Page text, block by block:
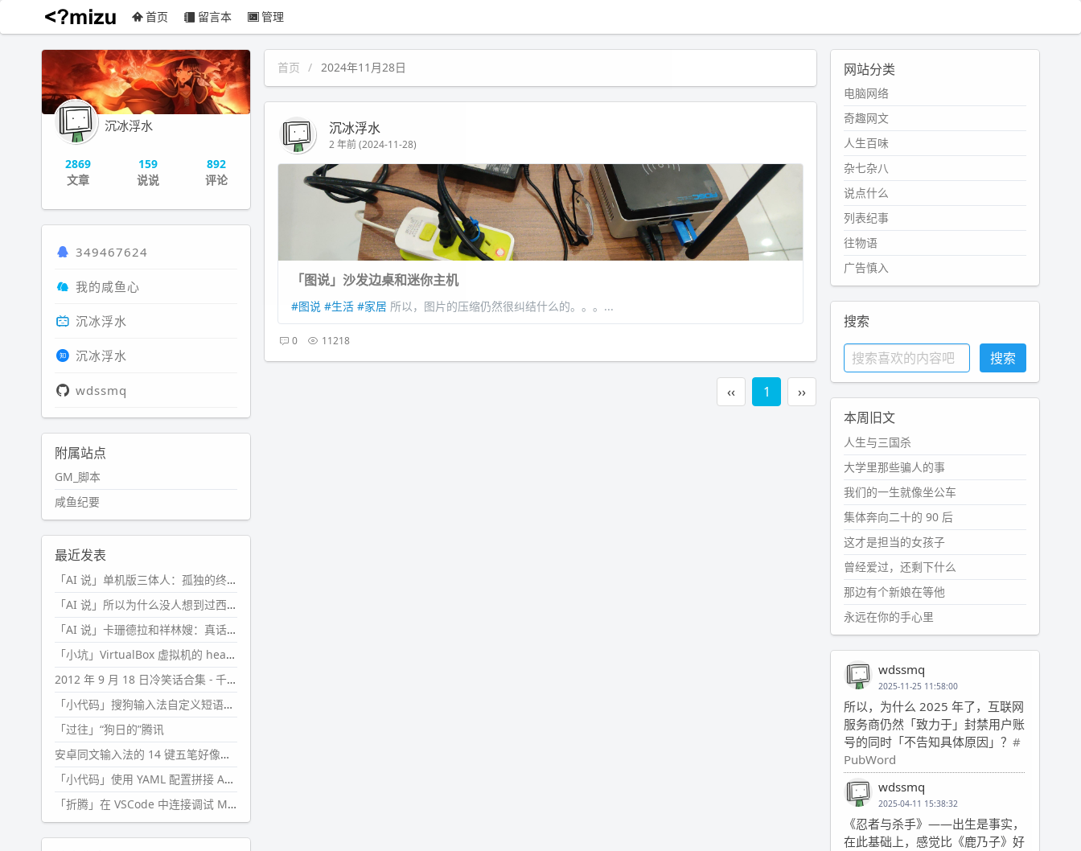
沉冰浮水 首页 留言本 管理
首页 2024年11月28日
沉冰浮水
2 年前 (2024-11-28)
「图说」沙发边桌和迷你主机
#图说 #生活 #家居 所以，图片的压缩仍然很纠结什么的。。。...
0 11218
‹‹ 1 ››
沉冰浮水
2869
文章
159
说说
892
评论
349467624
我的咸鱼心
沉冰浮水
沉冰浮水
wdssmq
附属站点
GM_脚本
咸鱼纪要
最近发表
「AI 说」单机版三体人：孤独的终极形态
「AI 说」所以为什么没人想到过西西弗斯的膝盖状态？
「AI 说」卡珊德拉和祥林嫂：真话者的悲剧
「小坑」VirtualBox 虚拟机的 headless 启动方式
2012 年 9 月 18 日冷笑话合集 - 千万别惹女人
「小代码」搜狗输入法自定义短语分片管理「Python」
「过往」“狗日的”腾讯
安卓同文输入法的 14 键五笔好像终于能用了?
「小代码」使用 YAML 配置拼接 AI 提示词，随机及条件语句
「折腾」在 VSCode 中连接调试 Microsoft Edge
网站分类
电脑网络
奇趣网文
人生百味
杂七杂八
说点什么
列表纪事
往物语
广告慎入
搜索
本周旧文
人生与三国杀
大学里那些骗人的事
我们的一生就像坐公车
集体奔向二十的 90 后
这才是担当的女孩子
曾经爱过，还剩下什么
那边有个新娘在等他
永远在你的手心里
wdssmq
2025-11-25 11:58:00
所以，为什么 2025 年了，互联网
服务商仍然「致力于」封禁用户账
号的同时「不告知具体原因」？ #
PubWord
wdssmq
2025-04-11 15:38:32
《忍者与杀手》——出生是事实，
在此基础上，感觉比《鹿乃子》好